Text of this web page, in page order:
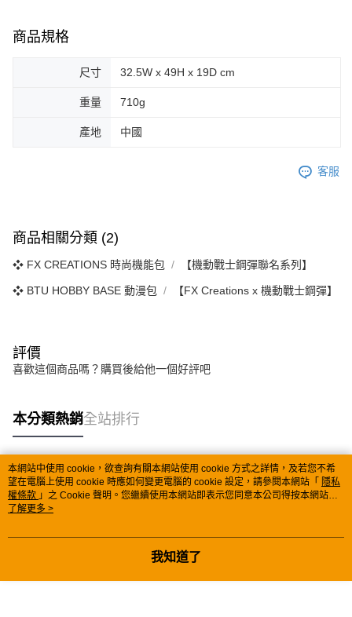
商品規格
尺寸 32.5W x 49H x 19D cm
重量 710g
產地 中國
客服
商品相關分類 (2)
❖ FX CREATIONS 時尚機能包 【機動戰士鋼彈聯名系列】
❖ BTU HOBBY BASE 動漫包 【FX Creations x 機動戰士鋼彈】
評價
喜歡這個商品嗎？購買後給他一個好評吧
本分類熱銷全站排行
熱門標籤
本網站中使用 cookie，欲查詢有關本網站使用 cookie 方式之詳情，及若您不希
望在電腦上使用 cookie 時應如何變更電腦的 cookie 設定，請參閱本網站「 隱私
權條款 」之 Cookie 聲明。您繼續使用本網站即表示您同意本公司得按本網站使
用條款之 Cookie 聲明使用 cookie。
了解更多 >
我知道了